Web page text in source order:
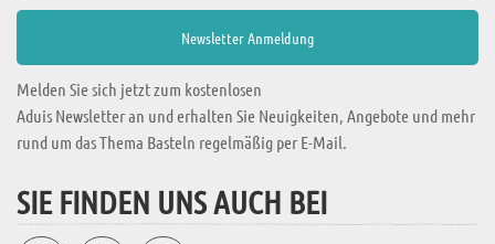
Melden Sie sich jetzt zum kostenlosen
Aduis Newsletter an und erhalten Sie Neuigkeiten, Angebote und mehr
rund um das Thema Basteln regelmäßig per E-Mail.
SIE FINDEN UNS AUCH BEI